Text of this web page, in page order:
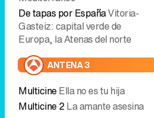
Multicine Ella no es tu hija
Multicine 2La amante asesina
Multicine 3Escapada sin retorno
CUATRO
Home CinemaLa búsqueda: el
diario secreto